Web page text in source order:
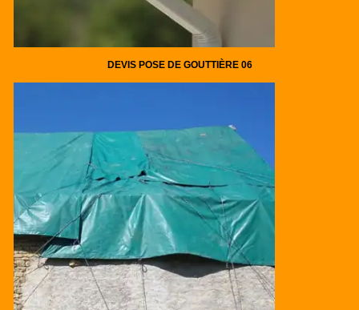
DEVIS POSE DE GOUTTIÈRE 06